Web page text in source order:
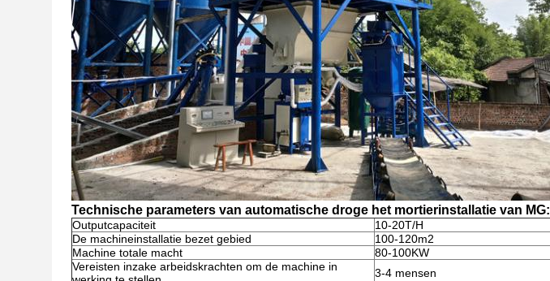
Technische parameters van automatische droge het mortierinstallatie van MG:
Outputcapaciteit
10-20T/H
De machineinstallatie bezet gebied
100-120m2
Machine totale macht
80-100KW
Vereisten inzake arbeidskrachten om de machine in
3-4 mensen